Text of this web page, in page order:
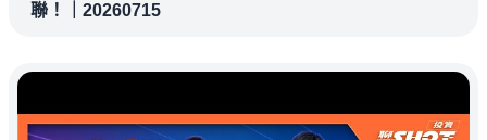
聯！｜20260715